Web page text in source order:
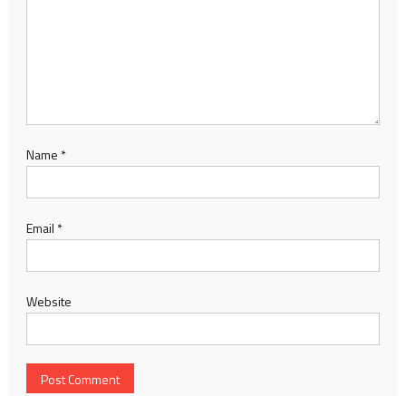
Name *
Email *
Website